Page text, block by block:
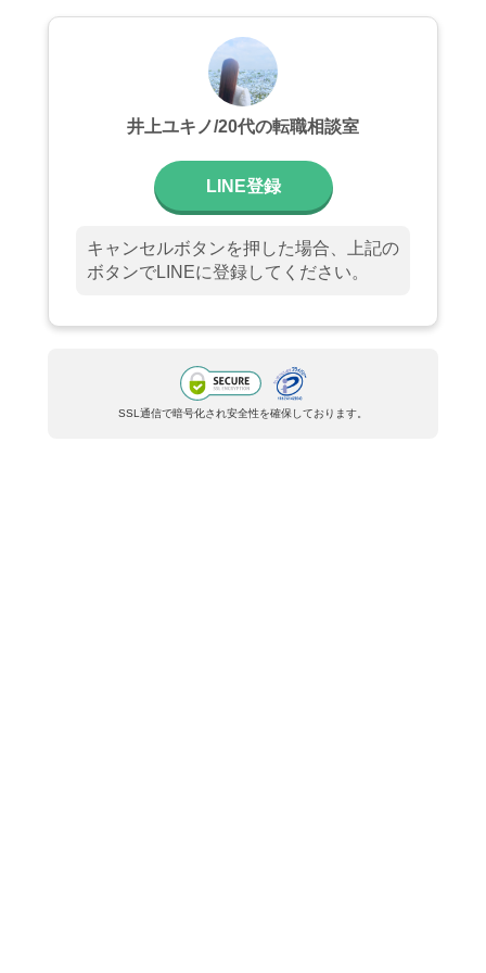
井上ユキノ/20代の転職相談室
LINE登録
キャンセルボタンを押した場合、上記の
ボタンでLINEに登録してください。
SSL通信で暗号化され安全性を確保しております。